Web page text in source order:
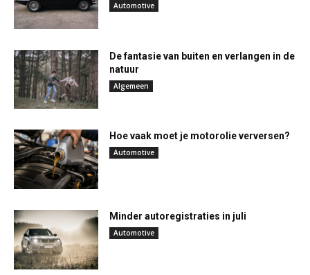
Automotive
De fantasie van buiten en verlangen in de
natuur
Algemeen
Hoe vaak moet je motorolie verversen?
Automotive
Minder autoregistraties in juli
Automotive